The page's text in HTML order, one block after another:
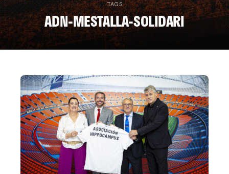
TAGS
ADN-MESTALLA-SOLIDARI